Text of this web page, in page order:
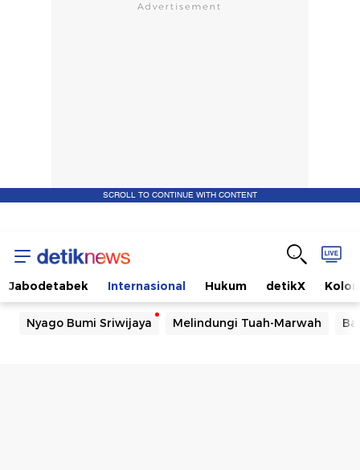
SCROLL TO CONTINUE WITH CONTENT
Jabodetabek Internasional Hukum detikX
Nyago Bumi Sriwijaya Melindungi Tuah-Marwah